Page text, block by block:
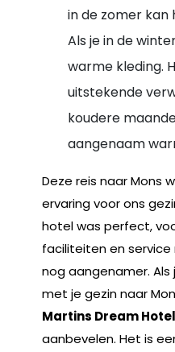
in de zomer
Als je in de
warme kleding.
uitstekende
koudere
aangenaam
Deze reis naar Mons
ervaring voor ons
hotel was perfect,
faciliteiten en
nog aangenamer.
met je gezin naar
Martins Dream
aanbevelen. Het is